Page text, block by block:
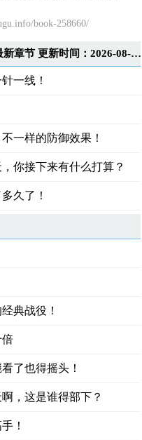
book-258660/
抗战：接个电话，我竟成团长了？最新章节 更新时间：2026-08-06T12:01:25
一线！
一样的防御效果！
你接下来有什么打算？
久了！
典战役！
倍
了也得摇头！
，这是谁得部下？
！